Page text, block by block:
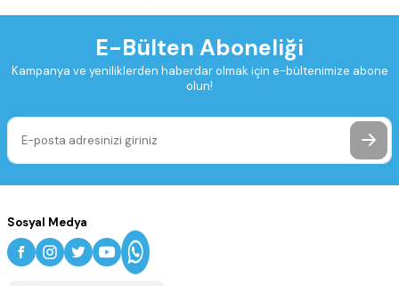
E-Bülten Aboneliği
Kampanya ve yeniliklerden haberdar olmak için e-bültenimize abone
olun!
Sosyal Medya